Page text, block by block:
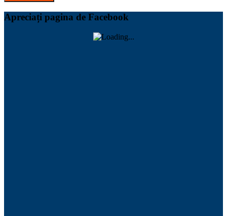
Apreciați pagina de Facebook